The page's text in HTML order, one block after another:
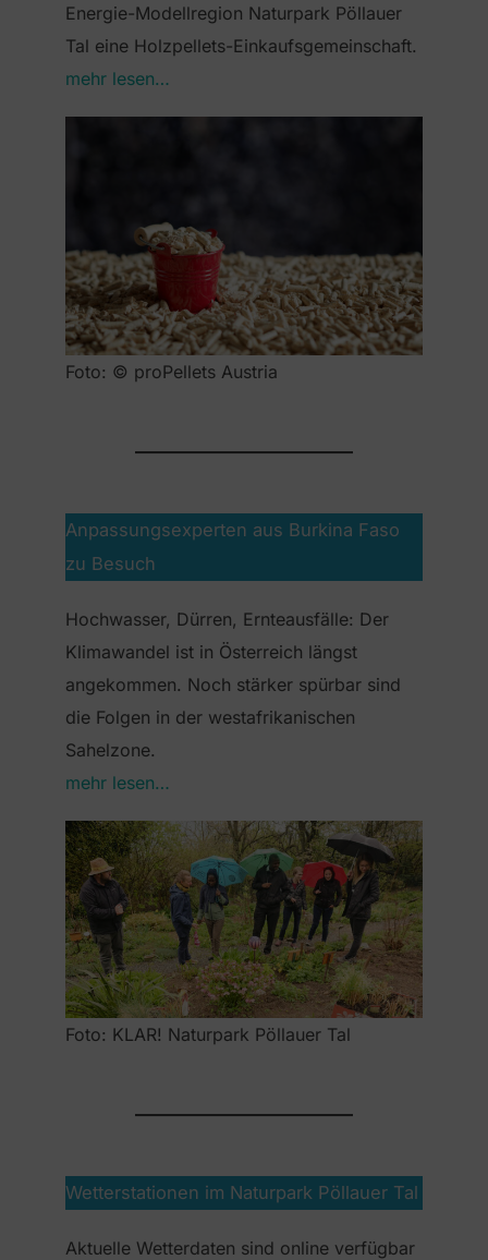
Energie-Modellregion Naturpark Pöllauer
Tal eine Holzpellets-Einkaufsgemeinschaft.
mehr lesen…
Foto: © proPellets Austria
Anpassungsexperten aus Burkina Faso
zu Besuch
Hochwasser, Dürren, Ernteausfälle: Der
Klimawandel ist in Österreich längst
angekommen. Noch stärker spürbar sind
die Folgen in der westafrikanischen
Sahelzone.
mehr lesen…
Foto: KLAR! Naturpark Pöllauer Tal
Wetterstationen im Naturpark Pöllauer Tal
Aktuelle Wetterdaten sind online verfügbar